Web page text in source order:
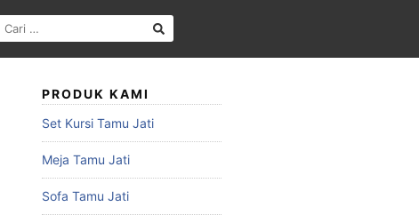
PRODUK KAMI
Set Kursi Tamu Jati
Meja Tamu Jati
Sofa Tamu Jati